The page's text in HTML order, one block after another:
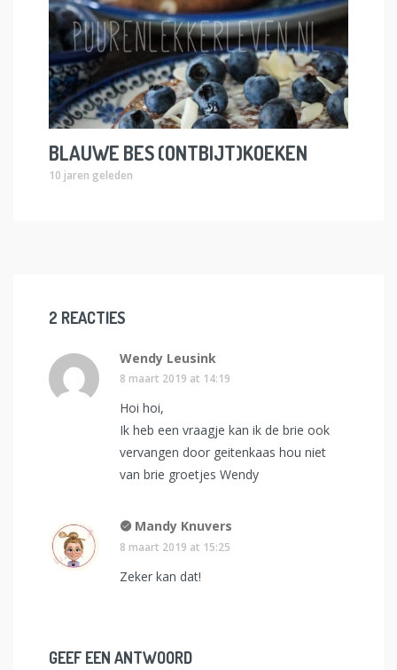
BLAUWE BES (ONTBIJT)KOEKEN
10 jaren geleden
2 REACTIES
Wendy Leusink
8 maart 2019 at 14:19
Hoi hoi,
Ik heb een vraagje kan ik de brie ook
vervangen door geitenkaas hou niet
van brie groetjes Wendy
Mandy Knuvers
8 maart 2019 at 15:25
Zeker kan dat!
GEEF EEN ANTWOORD